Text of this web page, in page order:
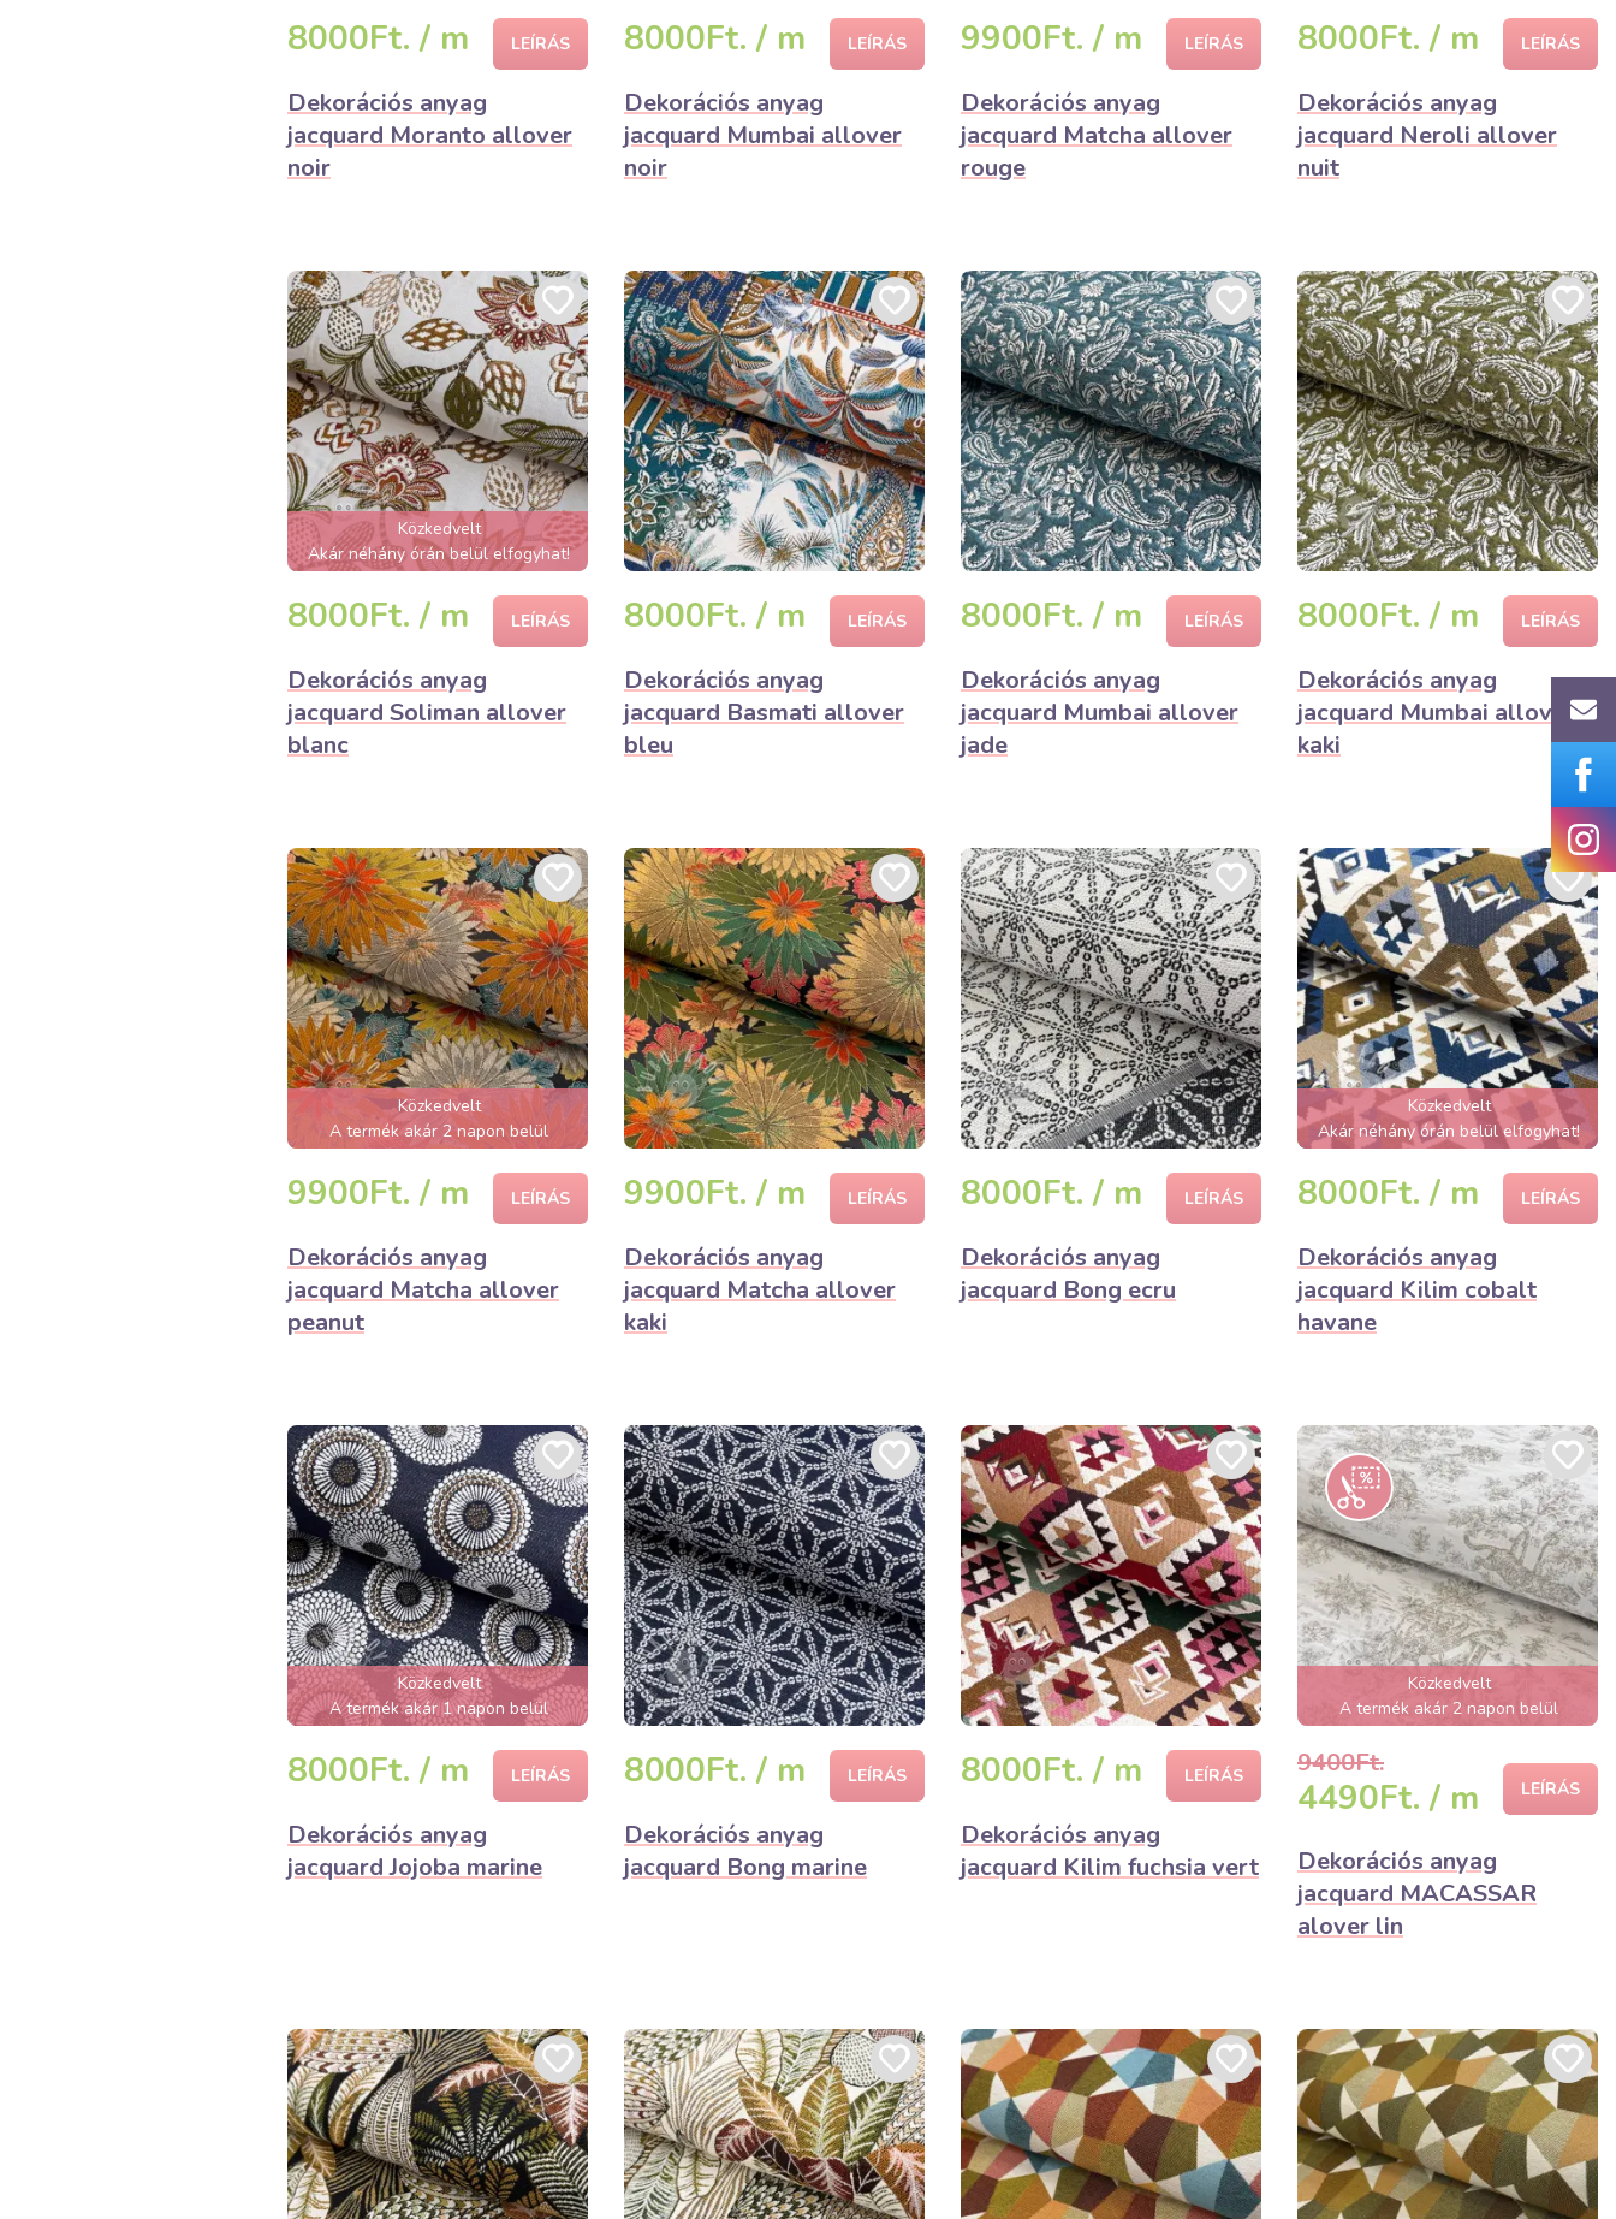
8000Ft. / m LEÍRÁS
Dekorációs anyag
jacquard Moranto allover
noir
8000Ft. / m LEÍRÁS
Dekorációs anyag
jacquard Mumbai allover
noir
9900Ft. / m LEÍRÁS
Dekorációs anyag
jacquard Matcha allover
rouge
8000Ft. / m LEÍRÁS
Dekorációs anyag
jacquard Neroli allover
nuit
Közkedvelt
Akár néhány órán belül elfogyhat!
8000Ft. / m LEÍRÁS
Dekorációs anyag
jacquard Soliman allover
blanc
8000Ft. / m LEÍRÁS
Dekorációs anyag
jacquard Basmati allover
bleu
8000Ft. / m LEÍRÁS
Dekorációs anyag
jacquard Mumbai allover
jade
8000Ft. / m LEÍRÁS
Dekorációs anyag
jacquard Mumbai allover
kaki
Közkedvelt
A termék akár 2 napon belül
elfogyhat!
9900Ft. / m LEÍRÁS
Dekorációs anyag
jacquard Matcha allover
peanut
9900Ft. / m LEÍRÁS
Dekorációs anyag
jacquard Matcha allover
kaki
8000Ft. / m LEÍRÁS
Dekorációs anyag
jacquard Bong ecru
Közkedvelt
Akár néhány órán belül elfogyhat!
8000Ft. / m LEÍRÁS
Dekorációs anyag
jacquard Kilim cobalt
havane
Közkedvelt
A termék akár 1 napon belül
elfogyhat!
8000Ft. / m LEÍRÁS
Dekorációs anyag
jacquard Jojoba marine
8000Ft. / m LEÍRÁS
Dekorációs anyag
jacquard Bong marine
8000Ft. / m LEÍRÁS
Dekorációs anyag
jacquard Kilim fuchsia vert
Közkedvelt
A termék akár 2 napon belül
elfogyhat!
9400Ft.
4490Ft. / m LEÍRÁS
Dekorációs anyag
jacquard MACASSAR
alover lin